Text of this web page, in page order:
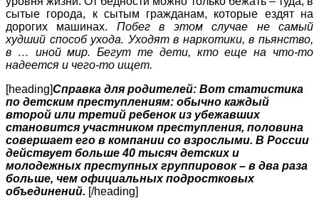
сытые города, к сытым гражданам, которые ездят на
дорогих машинах. Побег в этом случае не самый
худший способ ухода. Уходят в наркотики, в пьянство,
в … иной мир. Бегут те дети, кто еще на что-то
надеется и чего-то ищет.
[heading]Справка для родителей: Вот статистика
по детским преступлениям: обычно каждый
второй или третий ребенок из убежавших
становится участником преступления, половина
совершает его в компании со взрослыми. В России
действует больше 40 тысяч детских и
молодежных преступных группировок – в два раза
больше, чем официальных подростковых
объединений. [/heading]